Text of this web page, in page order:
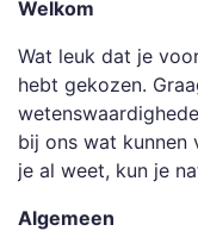
Welkom
Wat leuk dat je
hebt gekozen.
bij ons wat kunnen
je al weet, kun je
Algemeen